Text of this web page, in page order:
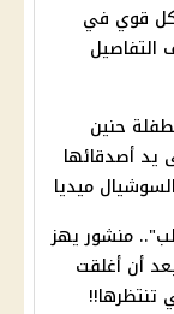
قوي في
التفاصيل
حنين
يد أصدقائها
ميديا
منشور يهز
أن أغلقت
تنتظرها!!